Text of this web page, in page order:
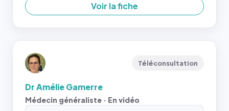
Voir la fiche
Téléconsultation
Dr Amélie Gamerre
Médecin généraliste · En vidéo